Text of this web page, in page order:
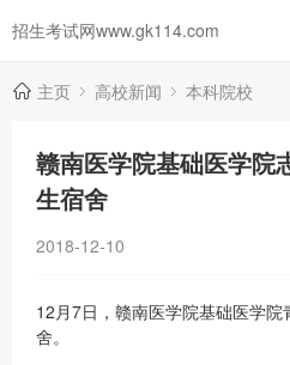
招生考试网www.gk114.com
主页 高校新闻 本科院校
赣南医学院基础医学院
生宿舍
2018-12-10
12月7日，赣南医学院基础医学
舍。